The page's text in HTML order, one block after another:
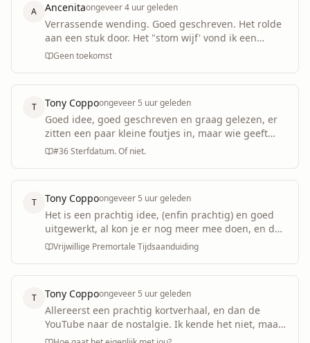
A Ancenitaongeveer 4 uur geleden
Verrassende wending. Goed geschreven. Het rolde
aan een stuk door. Het "stom wijf' vond ik een
heerlijk moment in h...
Geen toekomst
T Tony Coppoongeveer 5 uur geleden
Goed idee, goed geschreven en graag gelezen, er
zitten een paar kleine foutjes in, maar wie geeft
daarom :) (soms kan je...
#36 Sterfdatum. Of niet.
T Tony Coppoongeveer 5 uur geleden
Het is een prachtig idee, (enfin prachtig) en goed
uitgewerkt, al kon je er nog meer mee doen, en dat
maakt het juist no...
Vrijwillige Premortale Tijdsaanduiding
T Tony Coppoongeveer 5 uur geleden
Allereerst een prachtig kortverhaal, en dan de
YouTube naar de nostalgie. Ik kende het niet, maar
dit komt van een ander...